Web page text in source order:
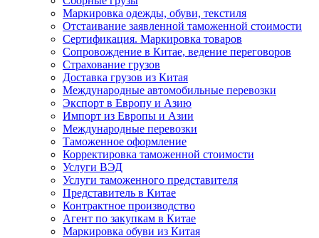
Маркировка одежды, обуви, текстиля
Отстаивание заявленной таможенной стоимости
Сертификация. Маркировка товаров
Сопровождение в Китае, ведение переговоров
Страхование грузов
Доставка грузов из Китая
Международные автомобильные перевозки
Экспорт в Европу и Азию
Импорт из Европы и Азии
Международные перевозки
Таможенное оформление
Корректировка таможенной стоимости
Услуги ВЭД
Услуги таможенного представителя
Представитель в Китае
Контрактное производство
Агент по закупкам в Китае
Маркировка обуви из Китая